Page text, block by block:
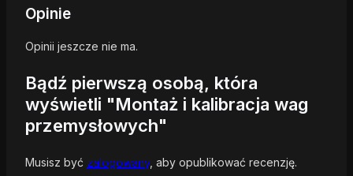
Opinie
Opinii jeszcze nie ma.
Bądź pierwszą osobą, która
wyświetli "Montaż i kalibracja wag
przemysłowych"
Musisz być zalogowany, aby opublikować recenzję.